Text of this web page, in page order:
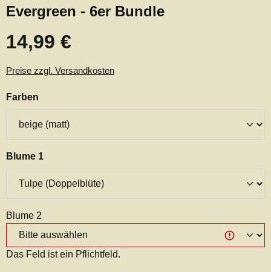
Evergreen - 6er Bundle
Regulärer Preis:
14,99 €
Preise zzgl. Versandkosten
Farben
Blume 1
Blume 2
Das Feld ist ein Pflichtfeld.